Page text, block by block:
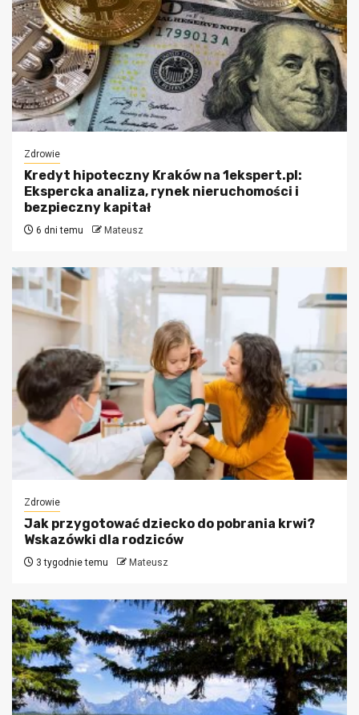
Zdrowie
Kredyt hipoteczny Kraków na 1ekspert.pl:
Ekspercka analiza, rynek nieruchomości i
bezpieczny kapitał
6 dni temu Mateusz
Zdrowie
Jak przygotować dziecko do pobrania krwi?
Wskazówki dla rodziców
3 tygodnie temu Mateusz